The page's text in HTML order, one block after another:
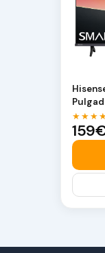
Dolby